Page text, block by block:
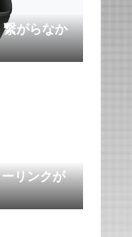
がらなか
リンクが